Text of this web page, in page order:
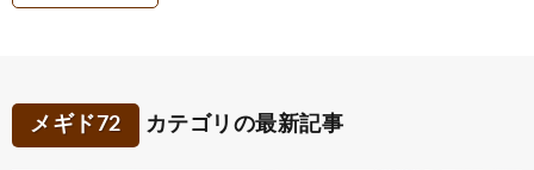
メギド72 カテゴリの最新記事